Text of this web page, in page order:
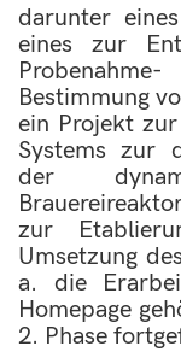
darunter
eines zur
Bestimmung
ein Projekt
Systems zur
der
zur
Umsetzung
a. die
Homepage
2. Phase